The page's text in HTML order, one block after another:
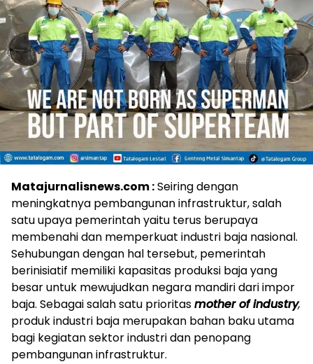
Matajurnalisnews.com :Seiring dengan
meningkatnya pembangunan infrastruktur, salah
satu upaya pemerintah yaitu terus berupaya
membenahi dan memperkuat industri baja nasional.
Sehubungan dengan hal tersebut, pemerintah
berinisiatif memiliki kapasitas produksi baja yang
besar untuk mewujudkan negara mandiri dari impor
baja. Sebagai salah satu prioritasmother of industry,
produk industri baja merupakan bahan baku utama
bagi kegiatan sektor industri dan penopang
pembangunan infrastruktur.